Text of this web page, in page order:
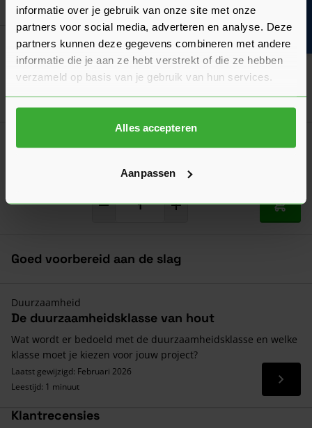
informatie over je gebruik van onze site met onze
partners voor social media, adverteren en analyse. Deze
partners kunnen deze gegevens combineren met andere
informatie die je aan ze hebt verstrekt of die ze hebben
verzameld op basis van je gebruik van hun services.
Alles accepteren
Aanpassen
Vanaf 1,03
Bahco Barracuda handzaag 55 cm
Nu19,36 per stuk
In
9,08per stuk
In
Goed voorbereid aan de slag
Duurzaamheid
De duurzaamheidsklasse van hout
Wat wordt er bedoeld met de duurzaamheidsklasse en welke
klasse moet je kiezen voor jouw project?
Laatst gewijzigd: Februari 2026
Leestijd: 1 minuut
Lees
Klantrecensies